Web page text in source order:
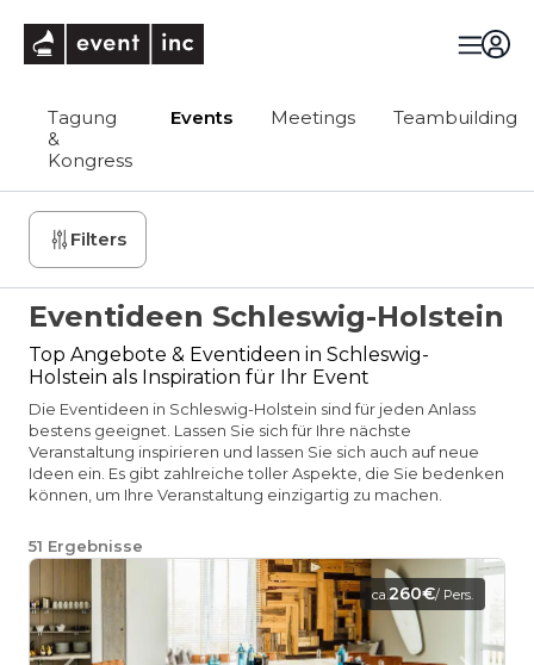
Tagung
&
Kongress
Events Meetings Teambuilding
Filters
Eventideen Schleswig-Holstein
Top Angebote & Eventideen in Schleswig-
Holstein als Inspiration für Ihr Event
Die Eventideen in Schleswig-Holstein sind für jeden Anlass
bestens geeignet. Lassen Sie sich für Ihre nächste
Veranstaltung inspirieren und lassen Sie sich auch auf neue
Ideen ein. Es gibt zahlreiche toller Aspekte, die Sie bedenken
können, um Ihre Veranstaltung einzigartig zu machen.
51 Ergebnisse
ca.260€/ Pers.